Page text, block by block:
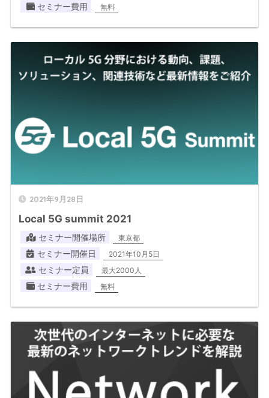
セミナー費用 無料
2021年9月28日
Local 5G summit 2021
セミナー開催場所 東京都
セミナー開催日 2021年10月5日
セミナー定員 最大2000人
セミナー費用 無料